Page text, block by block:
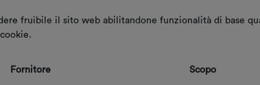
fruibile il sito web abilitandone funzionalità di base
Fornitore Scopo